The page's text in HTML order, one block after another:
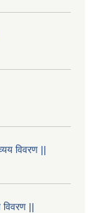
विवरण ||
||